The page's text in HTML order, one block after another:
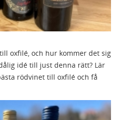
oxfilé, och hur kommer det sig
idé till just denna rätt? Lär
rödvinet till oxfilé och få